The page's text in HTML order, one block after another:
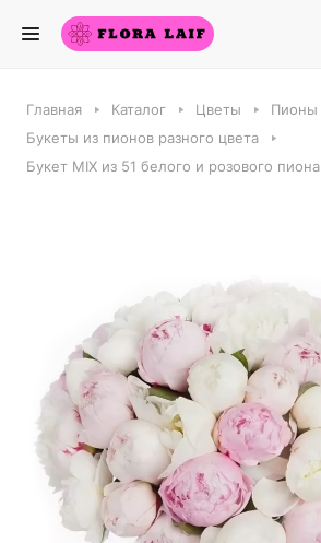
Главная Каталог Цветы
Пионы
Букеты из пионов разного цвета
Букет MIX из 51 белого и розового пиона